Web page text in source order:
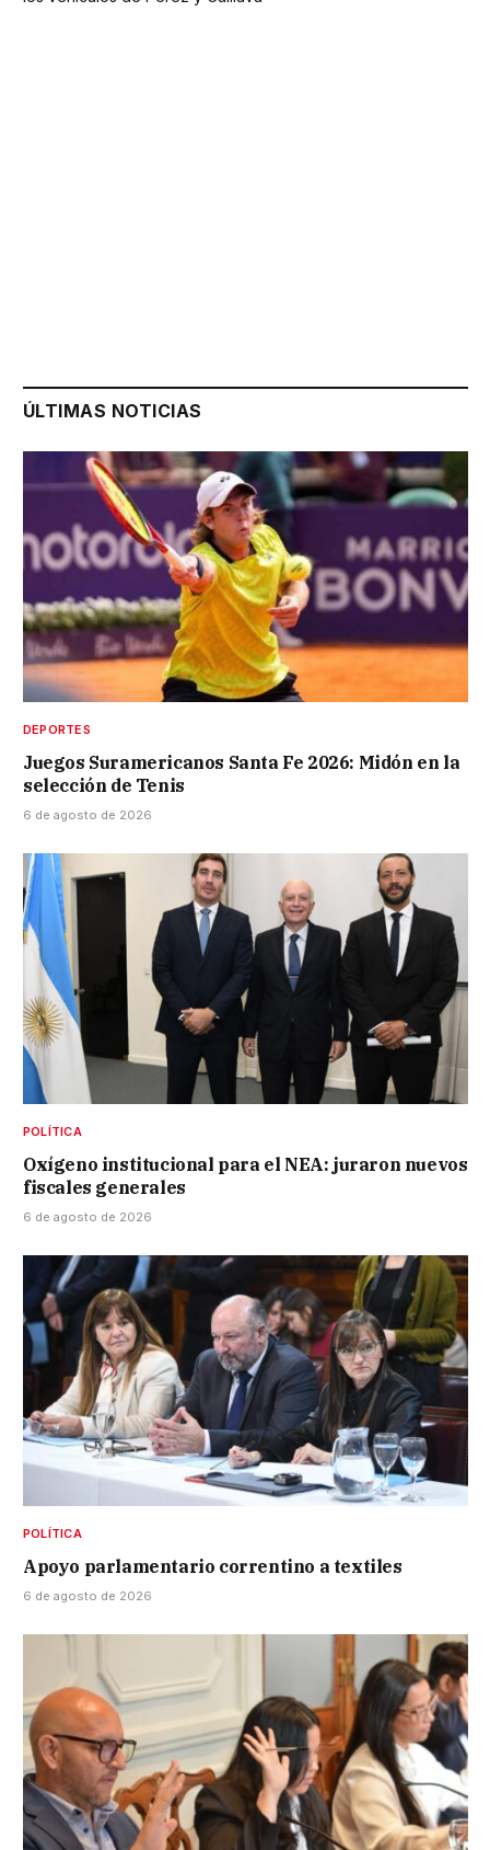
ÚLTIMAS NOTICIAS
DEPORTES
Juegos Suramericanos Santa Fe 2026: Midón en la
selección de Tenis
6 de agosto de 2026
POLÍTICA
Oxígeno institucional para el NEA: juraron nuevos
fiscales generales
6 de agosto de 2026
POLÍTICA
Apoyo parlamentario correntino a textiles
6 de agosto de 2026